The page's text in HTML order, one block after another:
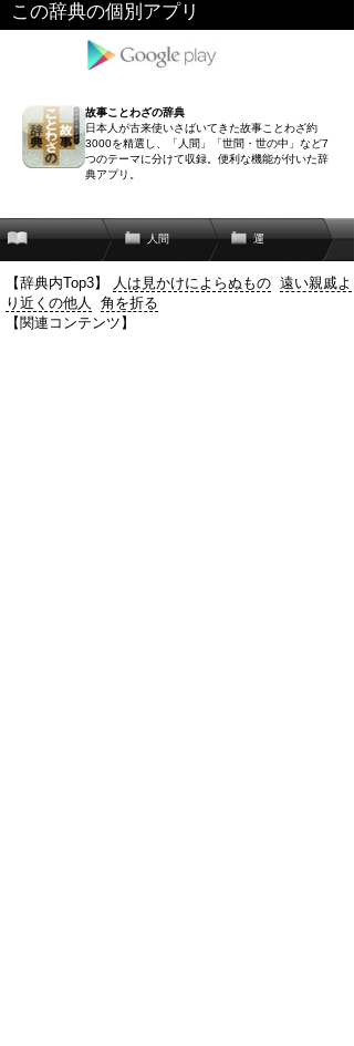
この辞典の個別アプリ
故事ことわざの辞典
日本人が古来使いさばいてきた故事ことわざ約
3000を精選し、「人間」「世間・世の中」など7
つのテーマに分けて収録。便利な機能が付いた辞
典アプリ。
人間 運
【辞典内Top3】 人は見かけによらぬもの 遠い親戚よ
り近くの他人
角を折る
【関連コンテンツ】